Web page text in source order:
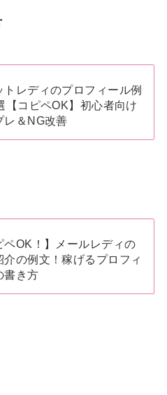
トレディのプロフィール例
【コピペOK】初心者向け
レ＆NG改善
ペOK！】メールレディの
介の例文！稼げるプロフィ
書き方